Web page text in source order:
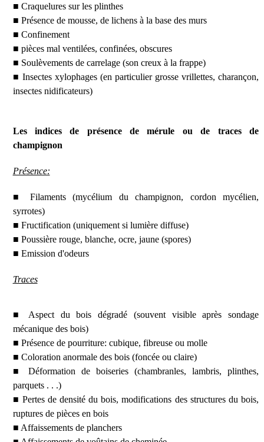
■ Craquelures sur les plinthes
■ Présence de mousse, de lichens à la base des murs
■ Confinement
■ pièces mal ventilées, confinées, obscures
■ Soulèvements de carrelage (son creux à la frappe)
■ Insectes xylophages (en particulier grosse vrillettes, charançon,
insectes nidificateurs)
Les indices de présence de mérule ou de traces de
champignon
Présence:
■ Filaments (mycélium du champignon, cordon mycélien,
syrrotes)
■ Fructification (uniquement si lumière diffuse)
■ Poussière rouge, blanche, ocre, jaune (spores)
■ Emission d'odeurs
Traces
■ Aspect du bois dégradé (souvent visible après sondage
mécanique des bois)
■ Présence de pourriture: cubique, fibreuse ou molle
■ Coloration anormale des bois (foncée ou claire)
■ Déformation de boiseries (chambranles, lambris, plinthes,
parquets . . .)
■ Pertes de densité du bois, modifications des structures du bois,
ruptures de pièces en bois
■ Affaissements de planchers